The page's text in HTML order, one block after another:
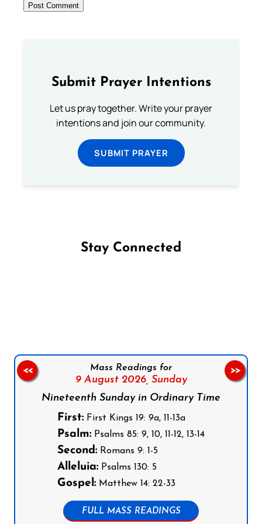
Submit Prayer Intentions
Let us pray together. Write your prayer
intentions and join our community.
SUBMIT PRAYER
Stay Connected
Mass Readings for
9 August 2026, Sunday
Nineteenth Sunday in Ordinary Time
First: First Kings 19: 9a, 11-13a
Psalm: Psalms 85: 9, 10, 11-12, 13-14
Second: Romans 9: 1-5
Alleluia: Psalms 130: 5
Gospel: Matthew 14: 22-33
FULL MASS READINGS
<< >>